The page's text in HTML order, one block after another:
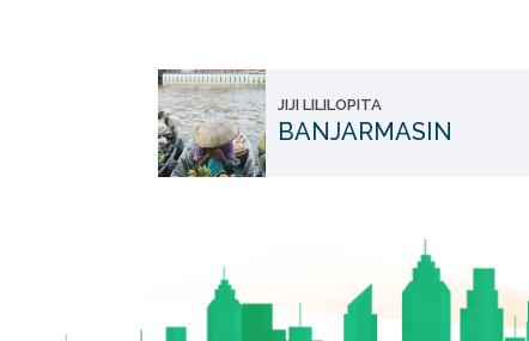
JIJI LILILOPITA
BANJARMASIN